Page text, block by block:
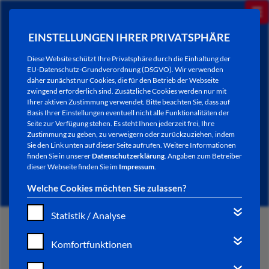
EINSTELLUNGEN IHRER PRIVATSPHÄRE
Diese Website schützt Ihre Privatsphäre durch die Einhaltung der
EU-Datenschutz-Grundverordnung (DSGVO). Wir verwenden
daher zunächst nur Cookies, die für den Betrieb der Webseite
zwingend erforderlich sind. Zusätzliche Cookies werden nur mit
Ihrer aktiven Zustimmung verwendet. Bitte beachten Sie, dass auf
Basis Ihrer Einstellungen eventuell nicht alle Funktionalitäten der
Seite zur Verfügung stehen. Es steht Ihnen jederzeit frei, Ihre
Zustimmung zu geben, zu verweigern oder zurückzuziehen, indem
Sie den Link unten auf dieser Seite aufrufen. Weitere Informationen
finden Sie in unsererDatenschutzerklärung. Angaben zum Betreiber
dieser Webseite finden Sie im Impressum.
Welche Cookies möchten Sie zulassen?
Statistik / Analyse
Komfortfunktionen
NEWSLETTER / CITY LETTER
START